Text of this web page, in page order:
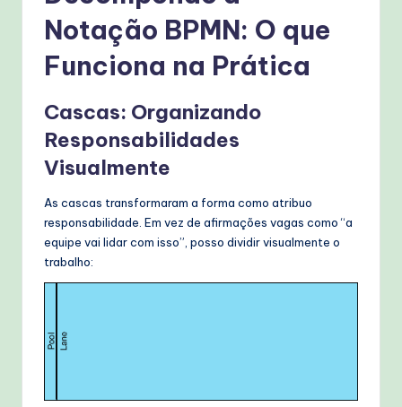
Notação BPMN: O que
Funciona na Prática
Cascas: Organizando
Responsabilidades
Visualmente
As cascas transformaram a forma como atribuo
responsabilidade. Em vez de afirmações vagas como “a
equipe vai lidar com isso”, posso dividir visualmente o
trabalho: